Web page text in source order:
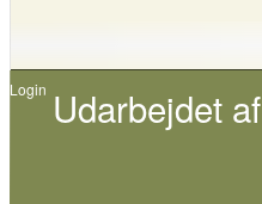
Login Udarbejdet af